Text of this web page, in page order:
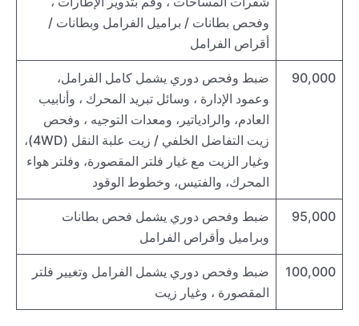
وفحص بطانات / براميل الفرامل وبطانات /
أقراص الفرامل
90,000
ضبط وفحص دوري يشمل كامل الفرامل،
وعمود الإدارة ، وسائل تبريد المحرك ، وأنابيب
العادم، والرادياتير، ومعدات التوجيه ، وفحص
زيت التفاضل الخلفي / زيت علبة النقل (4WD)،
وغيار الزيت مع غيار فلتر المقصورة، وفلتر هواء
المحرك، والفتيس، وخطوط الوقود
95,000
ضبط وفحص دوري يشمل فحص بطانات
وبراميل وأقراص الفرامل
100,000
ضبط وفحص دوري يشمل الفرامل وتغيير فلتر
المقصورة ، وغيار زيت